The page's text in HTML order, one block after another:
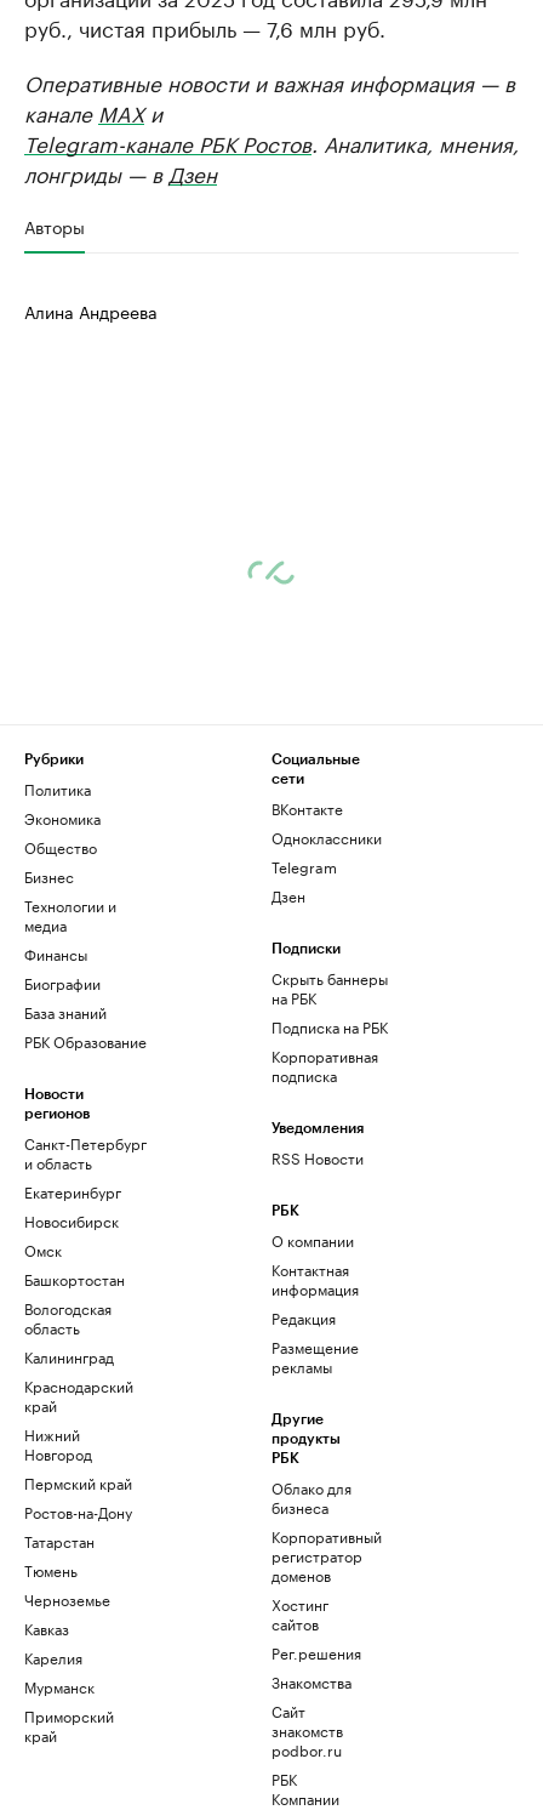
руб., чистая прибыль — 7,6 млн руб.
Оперативные новости и важная информация — в
канале MAXи
Telegram-канале РБК Ростов. Аналитика, мнения,
лонгриды — в Дзен
Авторы
Алина Андреева
Рубрики
Политика
Экономика
Общество
Бизнес
Технологии и
медиа
Финансы
Биографии
База знаний
РБК Образование
Новости
регионов
Санкт-Петербург
и область
Екатеринбург
Новосибирск
Омск
Башкортостан
Вологодская
область
Калининград
Краснодарский
край
Нижний
Новгород
Пермский край
Ростов-на-Дону
Татарстан
Тюмень
Черноземье
Кавказ
Карелия
Мурманск
Приморский
край
Социальные
сети
ВКонтакте
Одноклассники
Telegram
Дзен
Подписки
Скрыть баннеры
на РБК
Подписка на РБК
Корпоративная
подписка
Уведомления
RSS Новости
РБК
О компании
Контактная
информация
Редакция
Размещение
рекламы
Другие
продукты
РБК
Облако для
бизнеса
Корпоративный
регистратор
доменов
Хостинг
сайтов
Рег.решения
Знакомства
Сайт
знакомств
podbor.ru
РБК
Компании